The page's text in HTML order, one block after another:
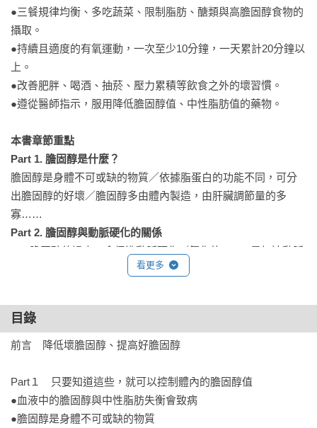
●三餐規律均衡、多吃蔬菜、限制脂肪、醣類與高膽固醇食物的
攝取。
●持續且適度的有氧運動，一次至少10分鐘，一天累計20分鐘以
上。
●改善肥胖、喝酒、抽菸、壓力累積等飲食之外的壞習慣。
●遵從醫師指示，服用降低膽固醇值、中性脂肪值的藥物。
本書章節重點
Part 1. 膽固醇是什麼？
膽固醇是身體不可或缺的物質／依據脂蛋白的功能不同，可分
出膽固醇的好壞／膽固醇多由體內製造，由肝臟調節量的多
Part 2. 膽固醇與動脈硬化的關係
LDL膽固醇值過高，會促進動脈硬化／氧化的LDL，是加速動脈
熱量攝取太多是造成LDL膽固醇上升的原因／飲酒過量、壓力、
抽菸、女性停經、遺傳、疾病或藥物、會造成LDL膽固醇增
膽固醇攝取量一天三百毫克以下／一定要攝取可抑制膽固醇吸
收的食物纖維／多攝取可抑制LDL氧化的維生素、多酚等抗氧化
看更多
目錄
前言　降低壞膽固醇、提高好膽固醇
Part１　只要知道這些，就可以控制體內的膽固醇值
●血液中的膽固醇與中性脂肪失衡會致病
●膽固醇是身體不可或缺的物質